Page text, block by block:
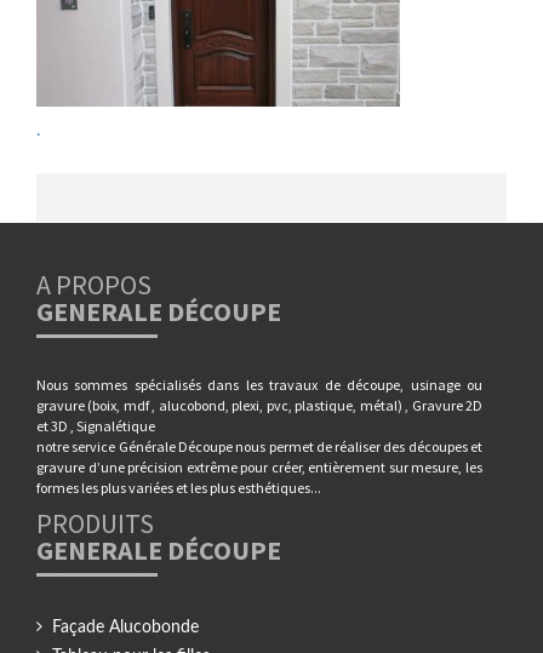
.
A PROPOS
GENERALE DÉCOUPE
Nous sommes spécialisés dans les travaux de découpe, usinage ou
gravure (boix, mdf , alucobond, plexi, pvc, plastique, métal) , Gravure 2D
et 3D , Signalétique
notre service Générale Découpe nous permet de réaliser des découpes et
gravure d’une précision extrême pour créer, entièrement sur mesure, les
formes les plus variées et les plus esthétiques...
PRODUITS
GENERALE DÉCOUPE
Façade Alucobonde